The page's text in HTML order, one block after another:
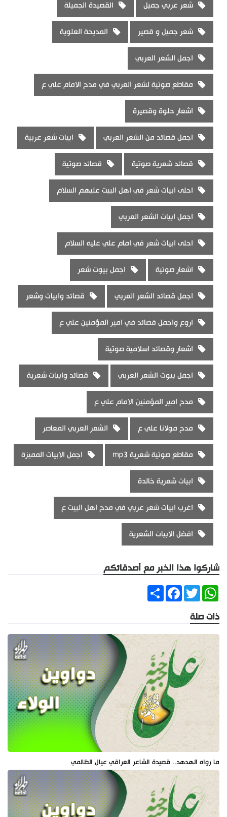
شعر عربي جميل القصيدة الجميلة
شعر جميل و قصير المديحة العلوية
اجمل الشعر العربي
مقاطع صوتية لشعر العربي في مدح الامام علي ع
اشعار حلوة وقصيرة
اجمل قصائد من الشعر العربي ابيات شعر عربية
قصائد شعرية صوتية قصائد صوتية
احلى ابيات شعر في اهل البيت عليهم السلام
اجمل ابيات الشعر العربي
احلى ابيات شعر في امام علي عليه السلام
اشعار صوتية اجمل بيوت شعر
اجمل قصائد الشعر العربي قصائد وابيات وشعر
اروع واجمل قصائد في امير المؤمنين علي ع
اشعار وقصائد اسلامية صوتية
اجمل بيوت الشعر العربي قصائد وابيات شعرية
مدح امير المؤمنين الامام علي ع
مدح مولانا علي ع الشعر العربي المعاصر
مقاطع صوتية شعرية mp3 اجمل الابيات المميزة
ابيات شعرية خالدة
اغرب ابيات شعر عربي في مدح اهل البيت ع
افضل الابيات الشعرية
شاركوا هذا الخبر مع أصدقائكم
ShareFacebookTwitter
WhatsApp
ذات صلة
ما رواه الهدهد.. قصيدة الشاعر العراقي عيال الظالمي